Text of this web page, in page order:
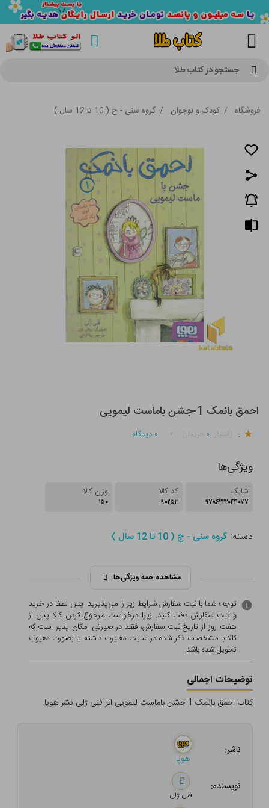
جستجو در کتاب طلا
فروشگاه / کودک و نوجوان / گروه سنی - ج ( 10 تا 12 سال )
احمق بانمک 1-جشن باماست لیمویی
. ۰ ۰ دیدگاه
ویژگی‌ها
شابک
۹۷۸۶۲۲۲۰۴۴۰۷۷
کد کالا
۹۰۲۵۳
وزن کالا
۱۵۰
دسته:گروه سنی - ج ( 10 تا 12 سال )
مشاهده همه ویژگی‌ها
توجه؛ شما با ثبت سفارش شرایط زیر را می‌پذیرید. پس لطفا در خرید
و ثبت سفارش دقت کنید. زیرا درخواست مرجوع کردن کالا پس از
هفت روز از تاریخ ثبت سفارش، فقط در صورتی امکان پذیر است که
کالا با مشخصات ذکر شده در سایت مغایرت داشته یا بصورت معيوب
تحویل شده باشد.
توضیحات اجمالی
کتاب احمق بانمک 1-جشن باماست لیمویی اثر فنی ژلی نشر هوپا
ناشر:
هوپا
نویسنده:
فنی ژلی